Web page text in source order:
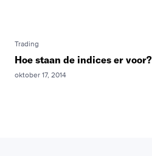
Trading
Hoe staan de indices er voor?
oktober 17, 2014